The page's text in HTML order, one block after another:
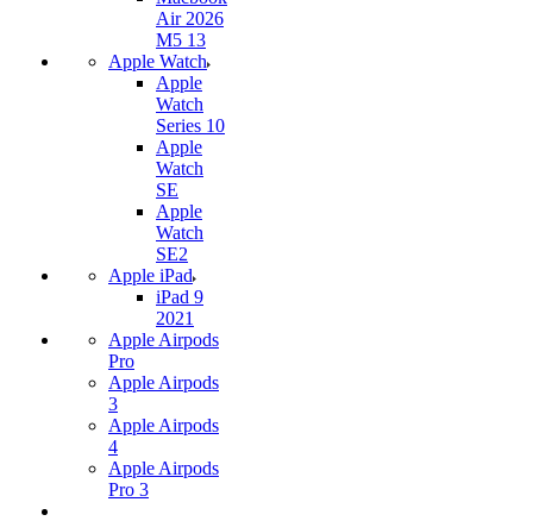
Air 2026
M5 13
Apple Watch
Apple
Watch
Series 10
Apple
Watch
SE
Apple
Watch
SE2
Apple iPad
iPad 9
2021
Apple Airpods
Pro
Apple Airpods
3
Apple Airpods
4
Apple Airpods
Pro 3